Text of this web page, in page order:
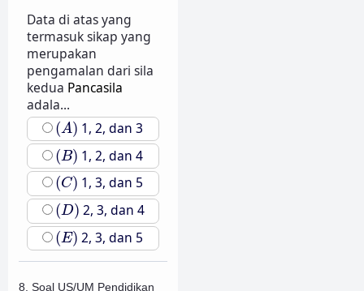
Data di atas yang
termasuk sikap yang
merupakan
pengamalan dari sila
kedua Pancasila
adala...
(A)
(A) 1, 2, dan 3
(B)
(B) 1, 2, dan 4
(C)
(C) 1, 3, dan 5
(D)
(D) 2, 3, dan 4
(E)
(E) 2, 3, dan 5
8. Soal US/UM Pendidikan